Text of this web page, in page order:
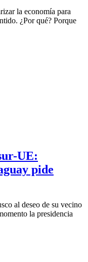
la economía para
¿Por qué? Porque
UE:
pide
al deseo de su vecino
la presidencia